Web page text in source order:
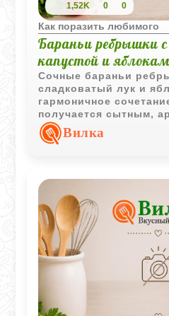
1,52K 0 0
Как поразить любимого
Бараньи ребрышки
капустой и
Сочные бараньи
сладковатый лук и
гармоничное
получается сытным,
особенно хорошо
прохладного времени
Вилка